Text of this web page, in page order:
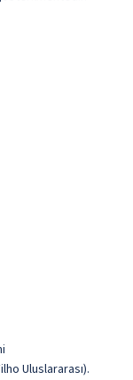
Uluslararası).